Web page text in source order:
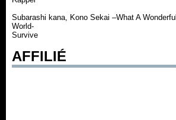
Subarashi kana, Kono Sekai –What A Wonderful
World-
Survive
AFFILIÉ